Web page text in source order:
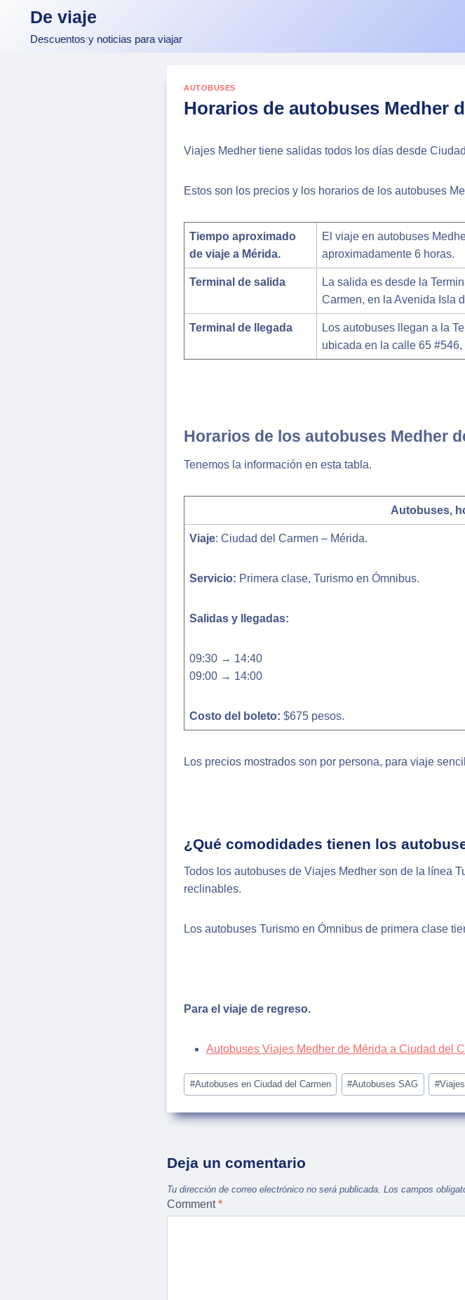
content
De viaje
Descuentos y noticias para viajar
AUTOBUSES
Horarios de autobuses Medher
Viajes Medher tiene salidas todos los días desde
Estos son los precios y los horarios de los autobuses
Tiempo aproximado
de viaje a Mérida.
El viaje en autobuses
aproximadamente 6 horas.
Terminal de salida
La salida es desde la
Carmen, en la Avenida Isla
Terminal de llegada
Los autobuses llegan a la
ubicada en la calle 65
Horarios de los autobuses Medher
Tenemos la información en esta tabla.
Autobuses,
Viaje: Ciudad del Carmen – Mérida.
Servicio: Primera clase, Turismo en Ómnibus.
Salidas y llegadas:
09:30 → 14:40
09:00 → 14:00
Costo del boleto: $675 pesos.
Los precios mostrados son por persona, para viaje
¿Qué comodidades tienen los
Todos los autobuses de Viajes Medher son de la línea
reclinables.
Los autobuses Turismo en Ómnibus de primera clase
Para el viaje de regreso.
Autobuses Viajes Medher de Mérida a Ciudad del
Post
Tags:
#Autobuses en Ciudad del Carmen #Autobuses SAG #
Deja un comentario
Tu dirección de correo electrónico no será publicada. Los campos
Comment*